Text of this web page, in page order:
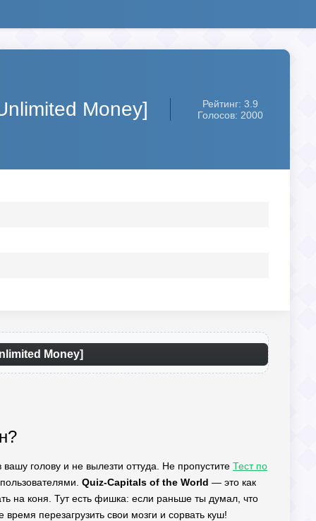
Money]
Рейтинг: 3.9
Голосов: 2000
Money]
голову и не вылезти оттуда. Не пропустите Тест по
Quiz-Capitals of the World — это как
на коня. Тут есть фишка: если раньше ты думал, что
перезагрузить свои мозги и сорвать куш!